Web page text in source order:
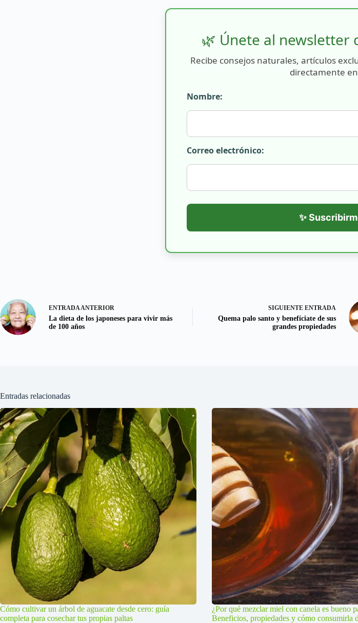
🌿 Únete al newsletter
Recibe consejos naturales, artículos
directamente
Nombre:
Correo electrónico:
✨
ENTRADAANTERIOR
La dieta de los japoneses para vivir más
de 100 años
SIGUIENTE ENTRADA
Quema palo santo y benefíciate de sus
grandes propiedades
Entradas relacionadas
Cómo cultivar un árbol de aguacate desde cero: guía
completa para cosechar tus propias paltas
¿Por qué mezclar miel con canela es bueno
Beneficios, propiedades y cómo consumirla